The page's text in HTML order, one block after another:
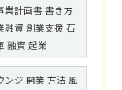
業計画書 書き方
融資 創業支援 石
融資 起業
ンジ 開業 方法 風